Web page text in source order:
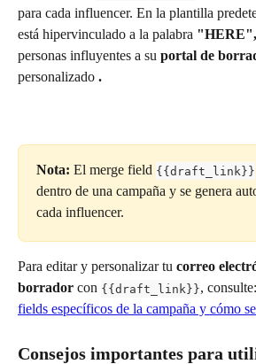
para cada influencer. En la plantilla
está hipervinculado a la palabra
personas influyentes a su portal de
personalizado .
Nota: El merge field {{draft_link}}
dentro de una campaña y se genera
cada influencer.
Para editar y personalizar tu correo
borrador con {{draft_link}}, consulte:
fields específicos de la campaña y cómo
Consejos importantes para